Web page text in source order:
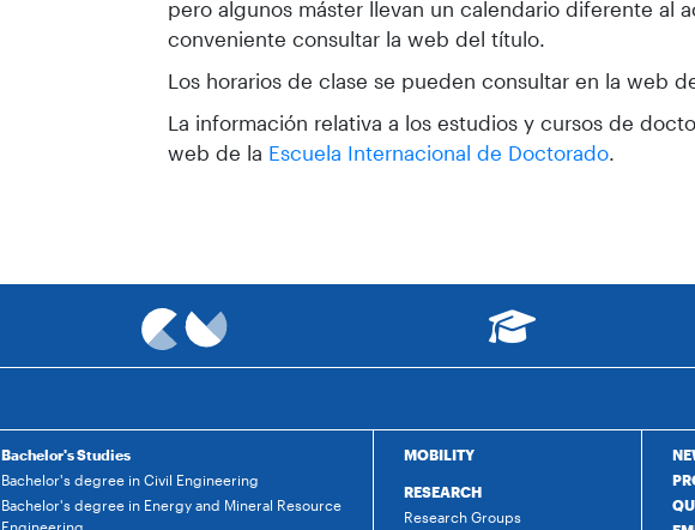
pero algunos máster llevan un calendario diferente al
conveniente consultar la web del título.
Los horarios de clase se pueden consultar en la web
La información relativa a los estudios y cursos de
web de la Escuela Internacional de Doctorado.
Bachelor's Studies
Bachelor's degree in Civil Engineering
Bachelor's degree in Energy and Mineral Resource
Engineering
MOBILITY
RESEARCH
Research Groups